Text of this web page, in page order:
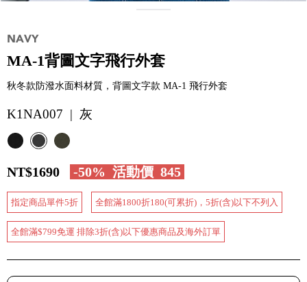
MA-1背圖文字飛行外套
秋冬款防潑水面料材質，背圖文字款 MA-1 飛行外套
K1NA007 | 灰
NT$1690 -50% 活動價 845
指定商品單件5折 全館滿1800折180(可累折)，5折(含)以下不列入
全館滿$799免運 排除3折(含)以下優惠商品及海外訂單